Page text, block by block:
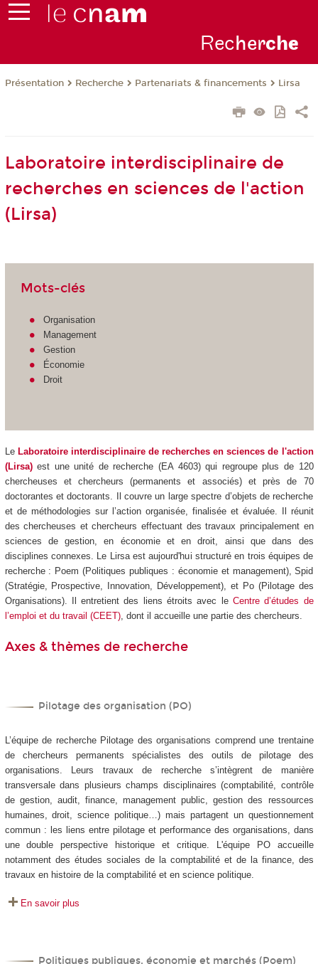
Recherche
Présentation Recherche Partenariats & financements Lirsa
Laboratoire interdisciplinaire de
recherches en sciences de l'action
(Lirsa)
Mots-clés
Organisation
Management
Gestion
Économie
Droit
Le Laboratoire interdisciplinaire de recherches en sciences de l'action
(Lirsa)est une unité de recherche (EA 4603) qui regroupe plus de 120
chercheuses et chercheurs (permanents et associés) et près de 70
doctorantes et doctorants. Il couvre un large spectre d’objets de recherche
et de méthodologies sur l’action organisée, finalisée et évaluée. Il réunit
des chercheuses et chercheurs effectuant des travaux principalement en
sciences de gestion, en économie et en droit, ainsi que dans des
disciplines connexes. Le Lirsa est aujourd'hui structuré en trois équipes de
recherche : Poem (Politiques publiques : économie et management), Spid
(Stratégie, Prospective, Innovation, Développement), et Po (Pilotage des
Organisations). Il entretient des liens étroits avec le Centre d’études de
l’emploi et du travail (CEET), dont il accueille une partie des chercheurs.
Axes & thèmes de recherche
Pilotage des organisation (PO)
L’équipe de recherche Pilotage des organisations comprend une trentaine
de chercheurs permanents spécialistes des outils de pilotage des
organisations. Leurs travaux de recherche s’intègrent de manière
transversale dans plusieurs champs disciplinaires (comptabilité, contrôle
de gestion, audit, finance, management public, gestion des ressources
humaines, droit, science politique…) mais partagent un questionnement
commun : les liens entre pilotage et performance des organisations, dans
une double perspective historique et critique. L'équipe PO accueille
notamment des études sociales de la comptabilité et de la finance, des
travaux en histoire de la comptabilité et en science politique.
En savoir plus
Politiques publiques, économie et marchés (Poem)